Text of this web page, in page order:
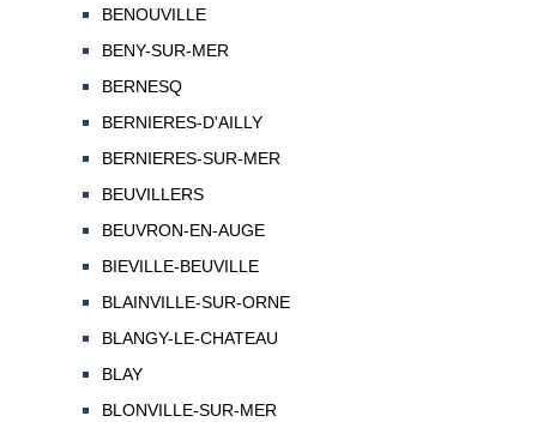
BENOUVILLE
BENY-SUR-MER
BERNESQ
BERNIERES-D'AILLY
BERNIERES-SUR-MER
BEUVILLERS
BEUVRON-EN-AUGE
BIEVILLE-BEUVILLE
BLAINVILLE-SUR-ORNE
BLANGY-LE-CHATEAU
BLAY
BLONVILLE-SUR-MER